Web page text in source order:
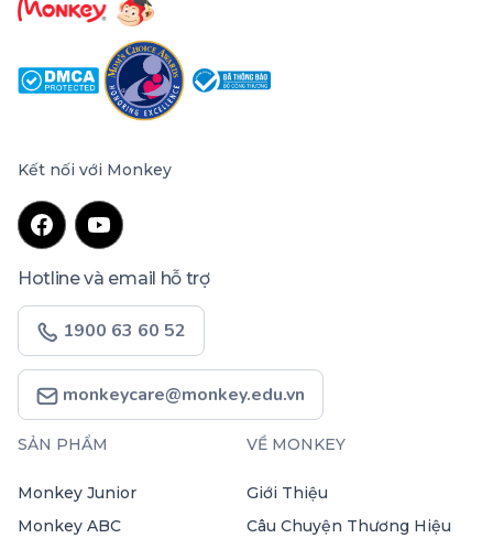
Kết nối với Monkey
Hotline và email hỗ trợ
1900 63 60 52
monkeycare@monkey.edu.vn
SẢN PHẨM
Monkey Junior
Monkey ABC
VỀ MONKEY
Giới Thiệu
Câu Chuyện Thương Hiệu